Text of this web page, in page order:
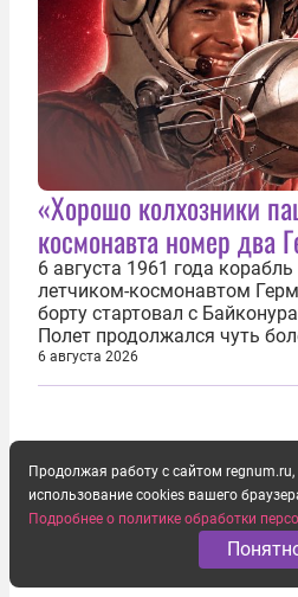
«Хорошо колхозники
космонавта номер два
6 августа 1961 года
летчиком-космонавтом
борту стартовал с
Полет продолжался чуть
второй человек в космосе
Советского Союза и орден
6 августа 2026
Продолжая работу с сайтом
использование cookies вашего
Подробнее о политике обработки